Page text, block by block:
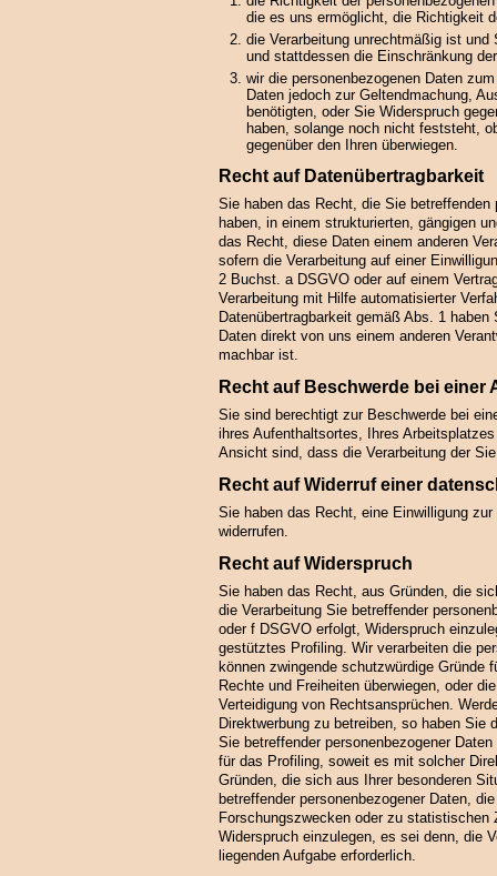
die es uns ermöglicht, die Richtigkeit
die Verarbeitung unrechtmäßig ist und
und stattdessen die Einschränkung
wir die personenbezogenen Daten
Daten jedoch zur Geltendmachung,
benötigten, oder Sie Widerspruch
haben, solange noch nicht feststeht,
gegenüber den Ihren überwiegen.
Recht auf Datenübertragbarkeit
Sie haben das Recht, die Sie
haben, in einem strukturierten, gängigen
das Recht, diese Daten einem anderen
sofern die Verarbeitung auf einer
2 Buchst. a DSGVO oder auf einem
Verarbeitung mit Hilfe automatisierter
Datenübertragbarkeit gemäß Abs. 1
Daten direkt von uns einem anderen
machbar ist.
Recht auf Beschwerde bei einer
Sie sind berechtigt zur Beschwerde bei
ihres Aufenthaltsortes, Ihres
Ansicht sind, dass die Verarbeitung der
Recht auf Widerruf einer
Sie haben das Recht, eine Einwilligung
widerrufen.
Recht auf Widerspruch
Sie haben das Recht, aus Gründen, die
die Verarbeitung Sie betreffender
oder f DSGVO erfolgt, Widerspruch
gestütztes Profiling. Wir verarbeiten die
können zwingende schutzwürdige Gründe
Rechte und Freiheiten überwiegen, oder
Verteidigung von Rechtsansprüchen.
Direktwerbung zu betreiben, so haben Sie
Sie betreffender personenbezogener
für das Profiling, soweit es mit solcher
Gründen, die sich aus Ihrer besonderen
betreffender personenbezogener Daten,
Forschungszwecken oder zu
Widerspruch einzulegen, es sei denn, die
liegenden Aufgabe erforderlich.